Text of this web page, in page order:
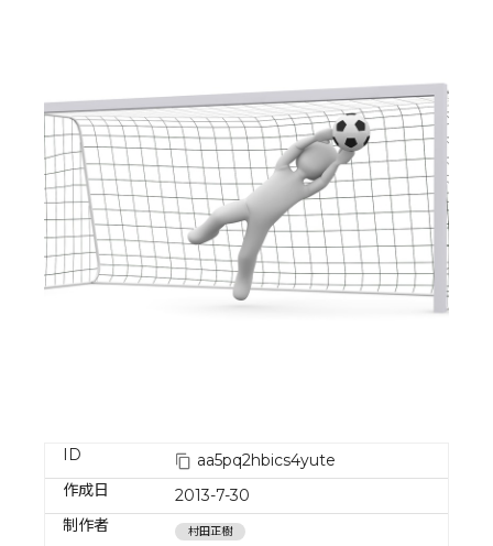
ID
aa5pq2hbics4yute
作成日
2013-7-30
制作者
村田正樹